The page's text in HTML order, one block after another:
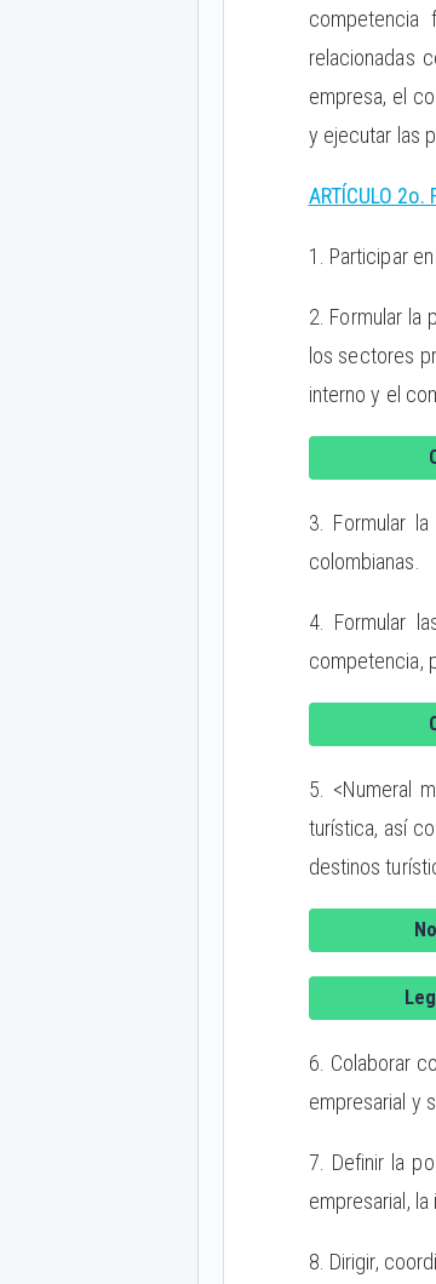
competencia
relacionadas
empresa, el
y ejecutar las
ARTÍCULO 2o.
1. Participar
2. Formular la
los sectores
interno y el
3. Formular
colombianas.
4. Formular
competencia,
5. <Numeral
turística, así
destinos
6. Colaborar
empresarial y
7. Definir la
empresarial,
8. Dirigir,